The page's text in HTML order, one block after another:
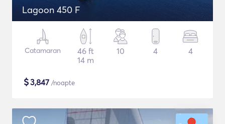
Lagoon 450 F
Catamaran
46 ft
14 m
10 4 4
$3,847 /noapte